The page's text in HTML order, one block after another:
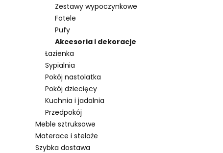
Zestawy wypoczynkowe
Fotele
Pufy
Akcesoria i dekoracje
Łazienka
Sypialnia
Pokój nastolatka
Pokój dziecięcy
Kuchnia i jadalnia
Przedpokój
Meble sztruksowe
Materace i stelaże
Szybka dostawa